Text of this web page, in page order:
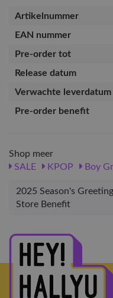
Artikelnummer
EAN nummer
Pre-order tot
Release datum
Verwachte leverdatum
Pre-order benefit
Shop meer
SALE
KPOP Boy
2025 Season's
Store Benefit